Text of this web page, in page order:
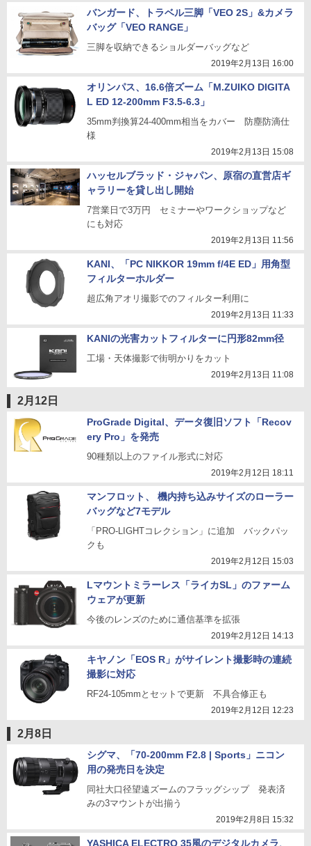
バンガード、トラベル三脚「VEO 2S」&カメラ
バッグ「VEO RANGE」
三脚を収納できるショルダーバッグなど
2019年2月13日 16:00
オリンパス、16.6倍ズーム「M.ZUIKO DIGITA
L ED 12-200mm F3.5-6.3」
35mm判換算24-400mm相当をカバー 防塵防滴仕
様
2019年2月13日 15:08
ハッセルブラッド・ジャパン、原宿の直営店ギ
ャラリーを貸し出し開始
7営業日で3万円 セミナーやワークショップなど
にも対応
2019年2月13日 11:56
KANI、「PC NIKKOR 19mm f/4E ED」用角型
フィルターホルダー
超広角アオリ撮影でのフィルター利用に
2019年2月13日 11:33
KANIの光害カットフィルターに円形82mm径
工場・天体撮影で街明かりをカット
2019年2月13日 11:08
2月12日
ProGrade Digital、データ復旧ソフト「Recov
ery Pro」を発売
90種類以上のファイル形式に対応
2019年2月12日 18:11
マンフロット、 機内持ち込みサイズのローラー
バッグなど7モデル
「PRO-LIGHTコレクション」に追加 バックパッ
クも
2019年2月12日 15:03
Lマウントミラーレス「ライカSL」のファーム
ウェアが更新
今後のレンズのために通信基準を拡張
2019年2月12日 14:13
キヤノン「EOS R」がサイレント撮影時の連続
撮影に対応
RF24-105mmとセットで更新 不具合修正も
2019年2月12日 12:23
2月8日
シグマ、「70-200mm F2.8 | Sports」ニコン
用の発売日を決定
同社大口径望遠ズームのフラッグシップ 発表済
みの3マウントが出揃う
2019年2月8日 15:32
YASHICA ELECTRO 35風のデジタルカメラ、